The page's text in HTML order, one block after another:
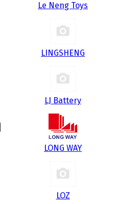
Le Neng Toys
LINGSHENG
LJ Battery
LONG WAY
LOZ